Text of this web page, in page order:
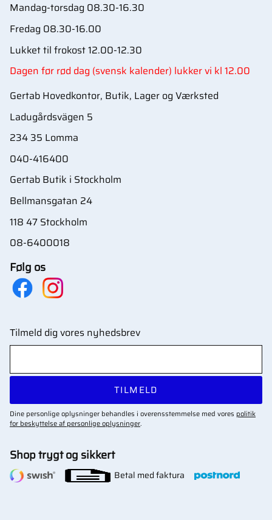
Mandag-torsdag 08.30-16.30
Fredag 08.30-16.00
Lukket til frokost 12.00-12.30
Dagen før rød dag (svensk kalender) lukker vi kl 12.00
Gertab Hovedkontor, Butik, Lager og Værksted
Ladugårdsvägen 5
234 35 Lomma
040-416400
Gertab Butik i Stockholm
Bellmansgatan 24
118 47 Stockholm
08-6400018
Følg os
Tilmeld dig vores nyhedsbrev
TILMELD
Dine personlige oplysninger behandles i overensstemmelse med vores politik
for beskyttelse af personlige oplysninger.
Shop trygt og sikkert
Betal med faktura